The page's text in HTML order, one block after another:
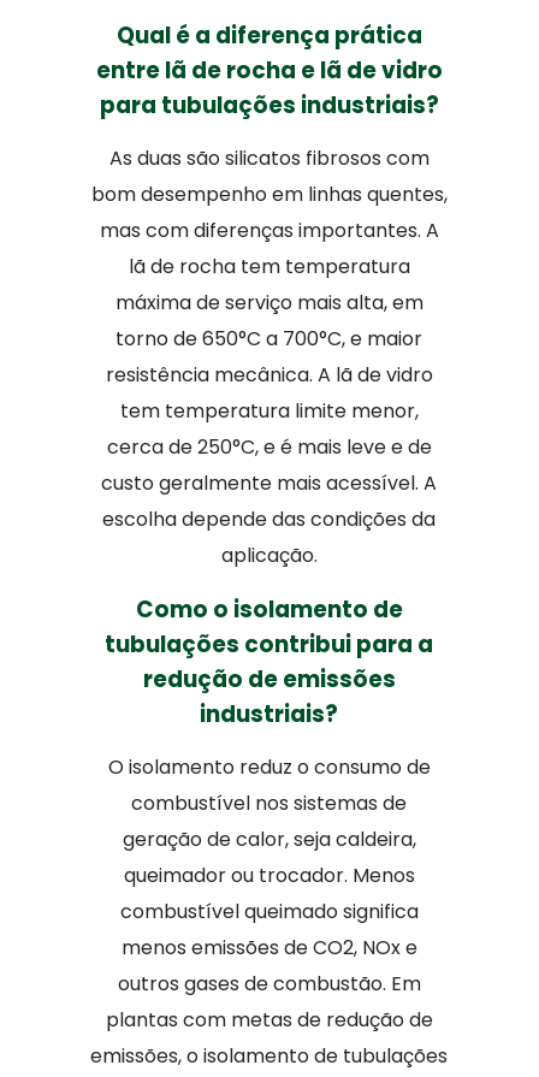
Qual é a diferença prática
entre lã de rocha e lã de vidro
para tubulações industriais?
As duas são silicatos fibrosos com
bom desempenho em linhas quentes,
mas com diferenças importantes. A
lã de rocha tem temperatura
máxima de serviço mais alta, em
torno de 650°C a 700°C, e maior
resistência mecânica. A lã de vidro
tem temperatura limite menor,
cerca de 250°C, e é mais leve e de
custo geralmente mais acessível. A
escolha depende das condições da
aplicação.
Como o isolamento de
tubulações contribui para a
redução de emissões
industriais?
O isolamento reduz o consumo de
combustível nos sistemas de
geração de calor, seja caldeira,
queimador ou trocador. Menos
combustível queimado significa
menos emissões de CO2, NOx e
outros gases de combustão. Em
plantas com metas de redução de
emissões, o isolamento de tubulações